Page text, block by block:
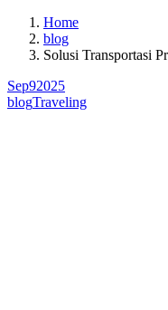
Home
blog
Solusi Transportasi
Sep92025
blogTraveling